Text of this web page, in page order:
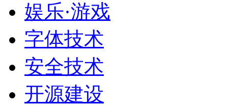
娱乐·游戏
字体技术
安全技术
开源建设